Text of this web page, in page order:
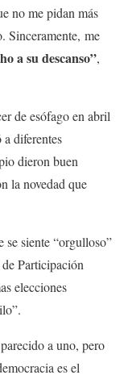
no me pidan más
Sinceramente, me
a su descanso”,
de esófago en abril
a diferentes
dieron buen
la novedad que
siente “orgulloso”
Participación
elecciones
a uno, pero
es el